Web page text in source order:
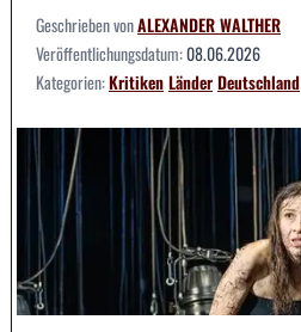
Geschrieben vonALEXANDER WALTHER
Veröffentlichungsdatum:08.06.2026
Kategorien:KritikenLänderDeutschland